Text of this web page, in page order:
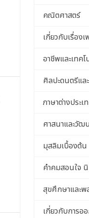
คณิตศาสตร์
เกี่ยวกับเรื่อง
อาชีพและเทคโ
ศิลปะดนตรีแล
ภาษาต่างประเ
ศาสนาและวัฒ
มุสลิมเบื้องต้น
คําคมสอนใจ
สุขศึกษาและ
เกี่ยวกับการอ